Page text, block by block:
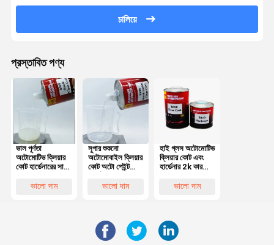
চালিয়ে
প্রস্তাবিত পণ্য
ভাল পূর্ণতা
অটোমোটিভ ক্লিয়ার
কোট হার্ডেনারের সাথে
অটো পেইন্ট ক্লিয়ার
ভালো দাম
সুপার শুকনো
অটোমোবাইল ক্লিয়ার
কোট অটো পেইন্ট
OEMভালো দাম
হাই গ্লস অটোমোটিভ
ক্লিয়ার কোট এবং
হার্ডেনার 2k কার
সঙ্কুচিতভালো দাম